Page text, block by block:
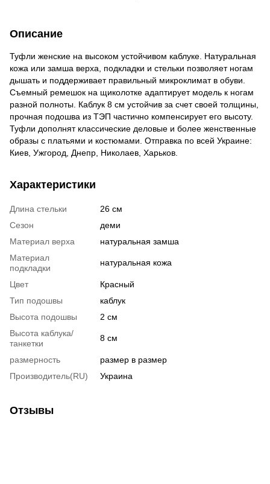
Описание
Туфли женские на высоком устойчивом каблуке. Натуральная
кожа или замша верха, подкладки и стельки позволяет ногам
дышать и поддерживает правильный микроклимат в обуви.
Съемный ремешок на щиколотке адаптирует модель к ногам
разной полноты. Каблук 8 см устойчив за счет своей толщины,
прочная подошва из ТЭП частично компенсирует его высоту.
Туфли дополнят классические деловые и более женственные
образы с платьями и костюмами. Отправка по всей Украине:
Киев, Ужгород, Днепр, Николаев, Харьков.
Характеристики
Длина стельки
26 см
Сезон
деми
Материал верха
натуральная замша
Материал
подкладки
натуральная кожа
Цвет
Красный
Тип подошвы
каблук
Высота подошвы
2 см
Высота каблука/
танкетки
8 см
размерность
размер в размер
Производитель(RU)
Украина
Отзывы